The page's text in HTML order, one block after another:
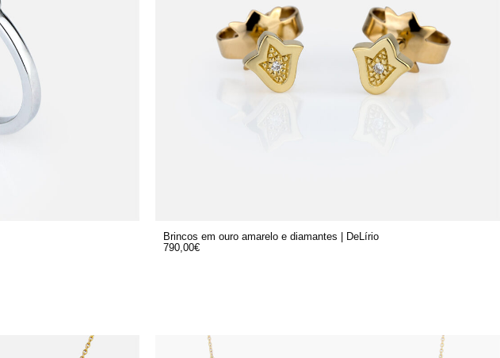
Brincos em ouro amarelo e diamantes | DeLírio
790,00€